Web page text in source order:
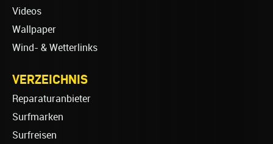
Videos
Wallpaper
Wind- & Wetterlinks
VERZEICHNIS
Reparaturanbieter
Surfmarken
Surfreisen